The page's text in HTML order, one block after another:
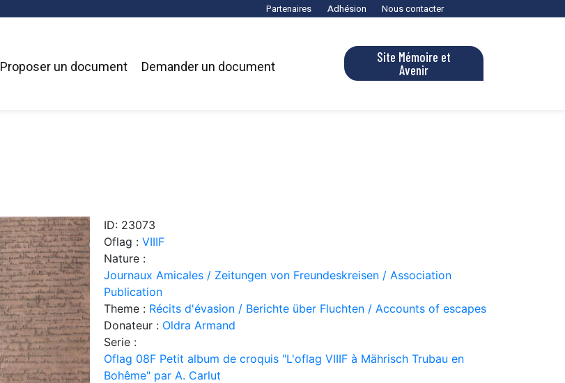
Partenaires Adhésion Nous contacter
Proposer un document Demander un document
Site Mémoire et
Avenir
ID: 23073
Oflag : VIIIF
Nature :
Journaux Amicales / Zeitungen von Freundeskreisen / Association
Publication
Theme : Récits d'évasion / Berichte über Fluchten / Accounts of escapes
Donateur : Oldra Armand
Serie :
Oflag 08F Petit album de croquis "L'oflag VIIIF à Mährisch Trubau en
Bohême" par A. Carlut